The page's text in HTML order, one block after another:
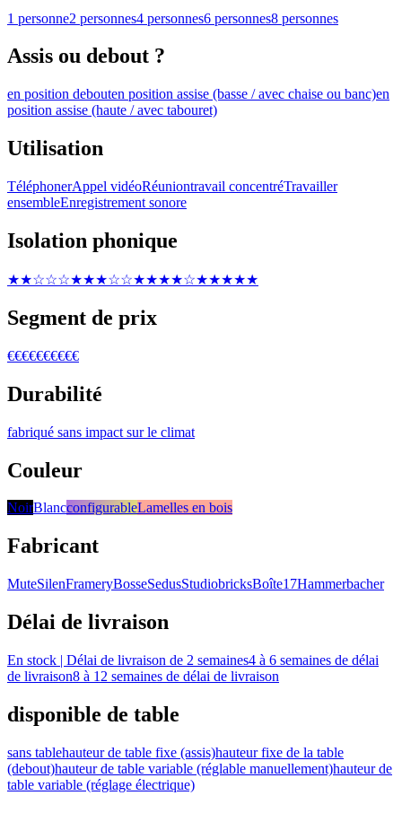
1 personne2 personnes4 personnes6 personnes8 personnes
Assis ou debout ?
en position debouten position assise (basse / avec chaise ou banc)en
position assise (haute / avec tabouret)
Utilisation
TéléphonerAppel vidéoRéuniontravail concentréTravailler
ensembleEnregistrement sonore
Isolation phonique
★★☆☆☆★★★☆☆★★★★☆★★★★★
Segment de prix
€€€€€€€€€€
Durabilité
fabriqué sans impact sur le climat
Couleur
NoirBlancconfigurableLamelles en bois
Fabricant
MuteSilenFrameryBosseSedusStudiobricksBoîte17Hammerbacher
Délai de livraison
En stock | Délai de livraison de 2 semaines4 à 6 semaines de délai
de livraison8 à 12 semaines de délai de livraison
disponible de table
sans tablehauteur de table fixe (assis)hauteur fixe de la table
(debout)hauteur de table variable (réglable manuellement)hauteur de
table variable (réglage électrique)